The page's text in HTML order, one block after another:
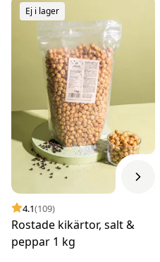
Ej i lager
4.1(109)
Rostade kikärtor, salt &
peppar 1 kg